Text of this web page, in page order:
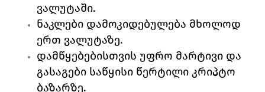
ვალუტაში.
ნაკლები დამოკიდებულება მხოლოდ
ერთ ვალუტაზე.
დამწყებებისთვის უფრო მარტივი და
გასაგები საწყისი წერტილი კრიპტო
ბაზარზე.